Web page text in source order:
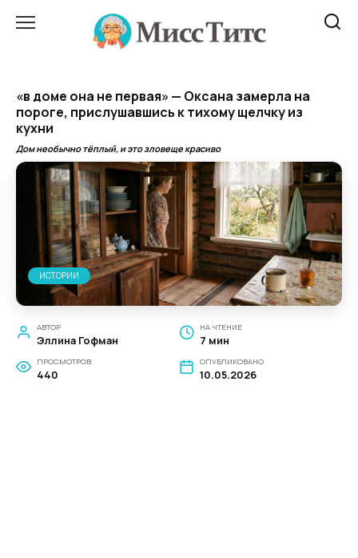
«в доме она не первая» — Оксана замерла на
пороге, прислушавшись к тихому щелчку из
кухни
Дом необычно тёплый, и это зловеще красиво
ИСТОРИИ
АВТОР
Эллина Гофман
НА ЧТЕНИЕ
7 мин
ПРОСМОТРОВ
440
ОПУБЛИКОВАНО
10.05.2026